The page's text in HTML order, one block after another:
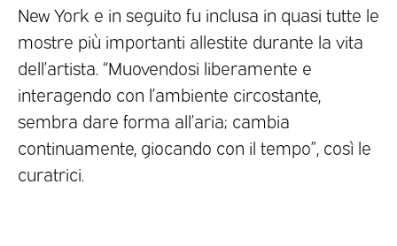
New York e in seguito fu inclusa in quasi tutte le
mostre più importanti allestite durante la vita
dell’artista. “Muovendosi liberamente e
interagendo con l’ambiente circostante,
sembra dare forma all’aria; cambia
continuamente, giocando con il tempo”, così le
curatrici.